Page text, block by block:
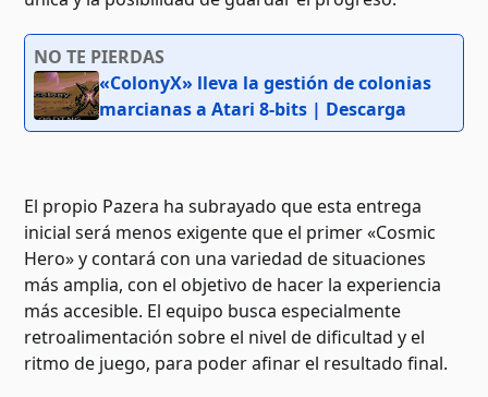
NO TE PIERDAS
«ColonyX» lleva la gestión de colonias
marcianas a Atari 8-bits | Descarga
El propio Pazera ha subrayado que esta entrega
inicial será menos exigente que el primer «Cosmic
Hero» y contará con una variedad de situaciones
más amplia, con el objetivo de hacer la experiencia
más accesible. El equipo busca especialmente
retroalimentación sobre el nivel de dificultad y el
ritmo de juego, para poder afinar el resultado final.